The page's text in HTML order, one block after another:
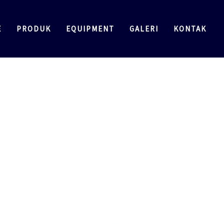
PRODUK EQUIPMENT GALERI KONTAK